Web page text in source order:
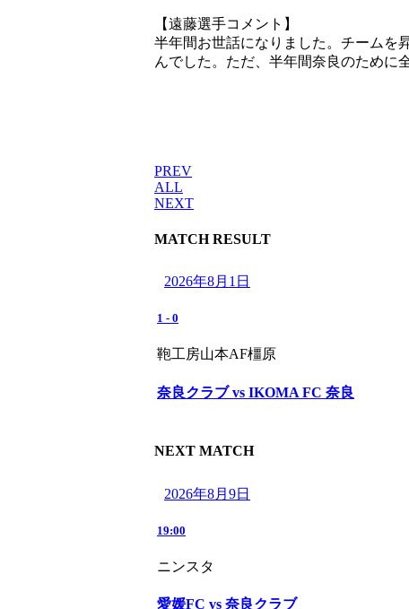
【遠藤選手コメント】
半年間お世話になりました。チームを
んでした。ただ、半年間奈良のために
PREV
ALL
NEXT
MATCH RESULT
2026年8月1日
1 - 0
鞄工房山本AF橿原
奈良クラブ vs IKOMA FC 奈良
NEXT MATCH
2026年8月9日
19:00
ニンスタ
愛媛FC vs 奈良クラブ